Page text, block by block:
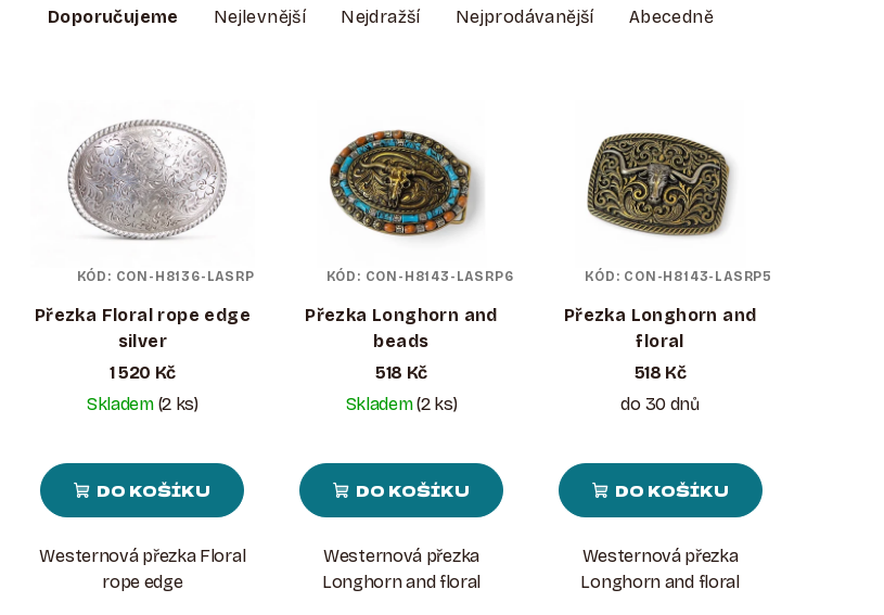
A
O
T
Ů
Doporučujeme Nejlevnější Nejdražší Nejprodávanější Abecedně
P
U
K
T
Přezka Floral rope edge
silver
1 520 Kč
Skladem (2 ks)
DO KOŠÍKU
Westernová přezka Floral
rope edge
KÓD: CON-H8136-LASRP
Přezka Longhorn and
beads
518 Kč
Skladem(2 ks)
DO KOŠÍKU
Westernová přezka
Longhorn and floral
KÓD: CON-H8143-LASRP6
Přezka Longhorn and
floral
518 Kč
do 30 dnů
DO KOŠÍKU
Westernová přezka
Longhorn and floral
KÓD: CON-H8143-LASRP5